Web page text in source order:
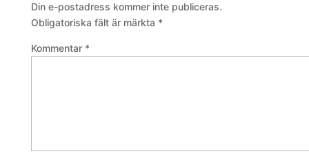
Din e-postadress kommer inte publiceras.
Obligatoriska fält är märkta *
Kommentar *